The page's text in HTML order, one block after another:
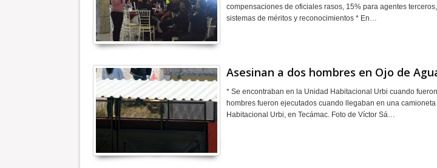
compensaciones de oficiales rasos, 15% para agentes
sistemas de méritos y reconocimientos * En…
Asesinan a dos hombres en Ojo de
* Se encontraban en la Unidad Habitacional Urbi cuando
hombres fueron ejecutados cuando llegaban en una
Habitacional Urbi, en Tecámac. Foto de Víctor Sá…